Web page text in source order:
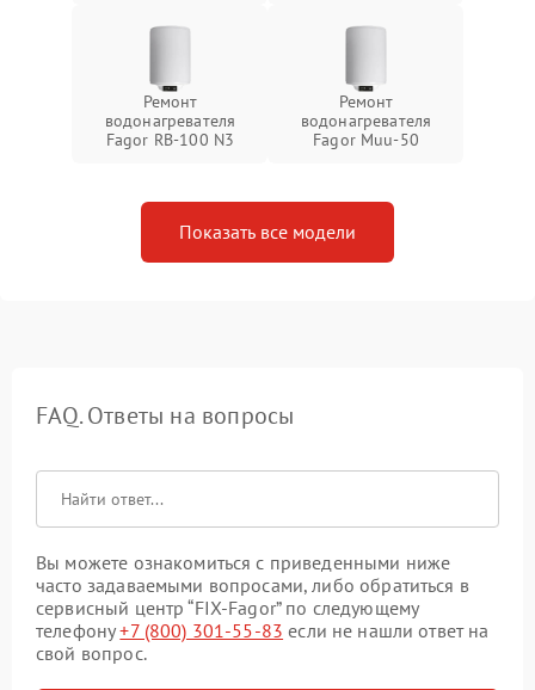
Ремонт
водонагревателя
Fagor RB-100 N3
Ремонт
водонагревателя
Fagor Muu-50
Показать все модели
FAQ. Ответы на вопросы
Вы можете ознакомиться с приведенными ниже
часто задаваемыми вопросами, либо обратиться в
сервисный центр “FIX-Fagor” по следующему
телефону+7 (800) 301-55-83 если не нашли ответ на
свой вопрос.